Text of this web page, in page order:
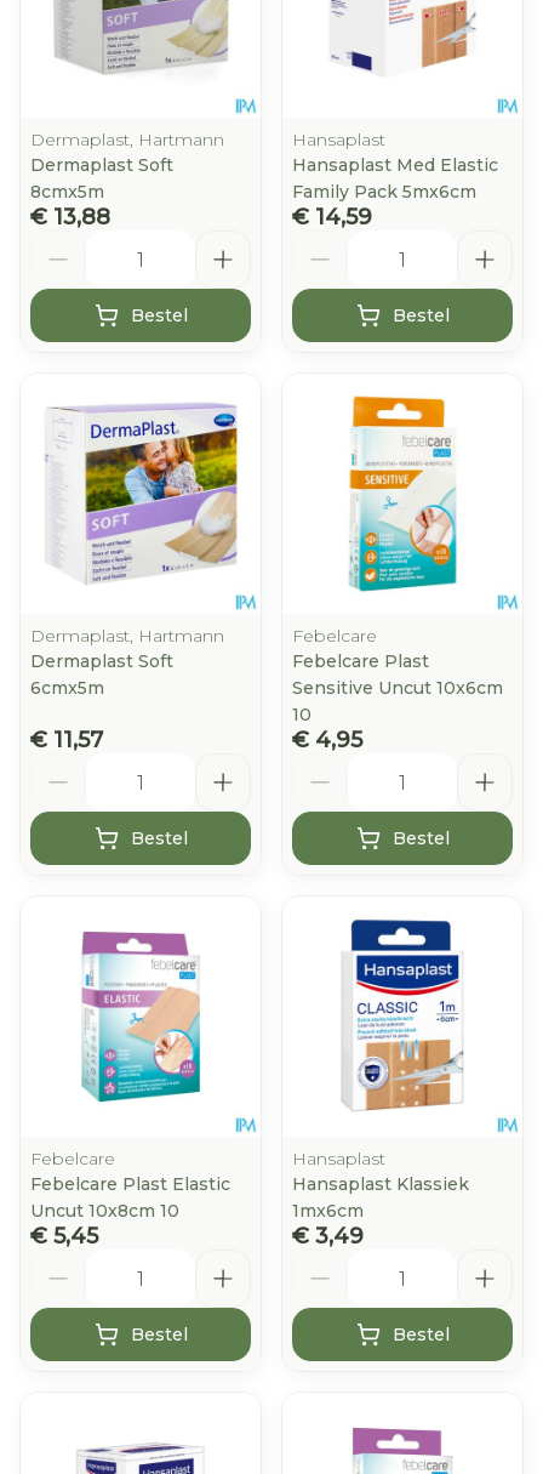
Dermaplast, Hartmann
Dermaplast Soft
8cmx5m
€ 13,88
Bestel
Hansaplast
Hansaplast Med Elastic
Family Pack 5mx6cm
€ 14,59
Bestel
Dermaplast, Hartmann
Dermaplast Soft
6cmx5m
€ 11,57
Bestel
Febelcare
Febelcare Plast
Sensitive Uncut 10x6cm
10
€ 4,95
Bestel
Febelcare
Febelcare Plast Elastic
Uncut 10x8cm 10
€ 5,45
Bestel
Hansaplast
Hansaplast Klassiek
1mx6cm
€ 3,49
Bestel